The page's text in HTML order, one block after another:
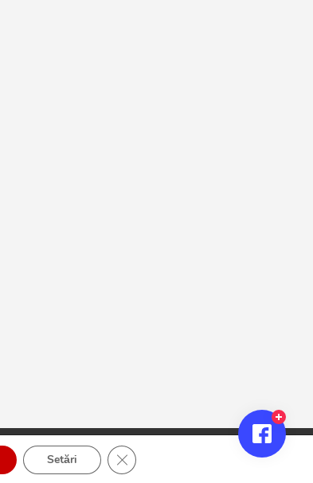
Setări Close GDPR Cookie Banner